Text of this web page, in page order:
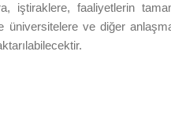
iştiraklere, faaliyetlerin
ve diğer